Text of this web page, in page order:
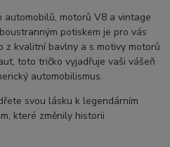
automobilů, motorů V8 a vintage
potiskem je pro vás
z kvalitní bavlny a s motivy motorů
toto tričko vyjadřuje vaši vášeň
automobilismus.
svou lásku k legendárním
které změnily historii